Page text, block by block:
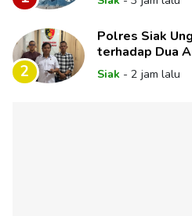
2
Polres Siak
terhadap Dua
Korban Jadi
Siak - 2 jam lalu